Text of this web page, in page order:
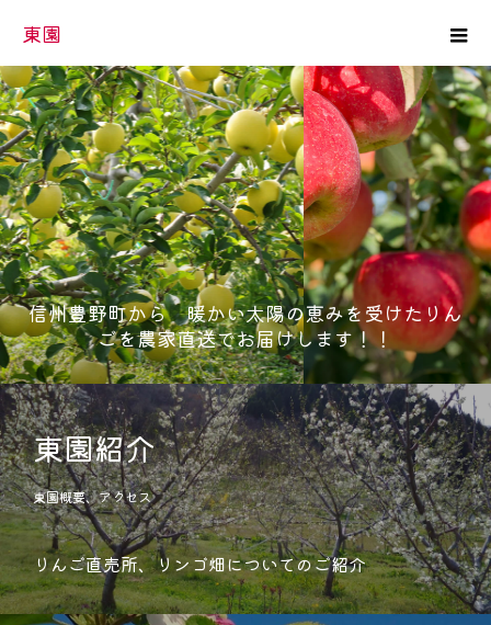
東園
信州豊野町から 暖かい太陽の恵みを受けたりん
ごを農家直送でお届けします！！
東園紹介
東園概要、アクセス
りんご直売所、リンゴ畑についてのご紹介